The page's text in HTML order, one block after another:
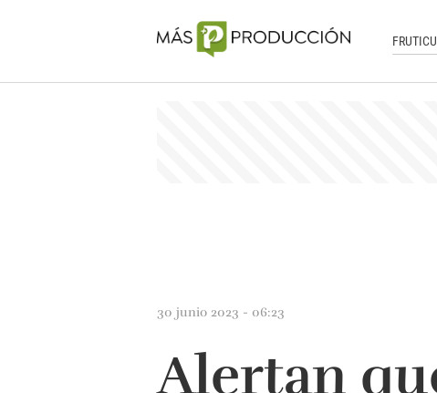
30 junio 2023 - 06:23
Alertan